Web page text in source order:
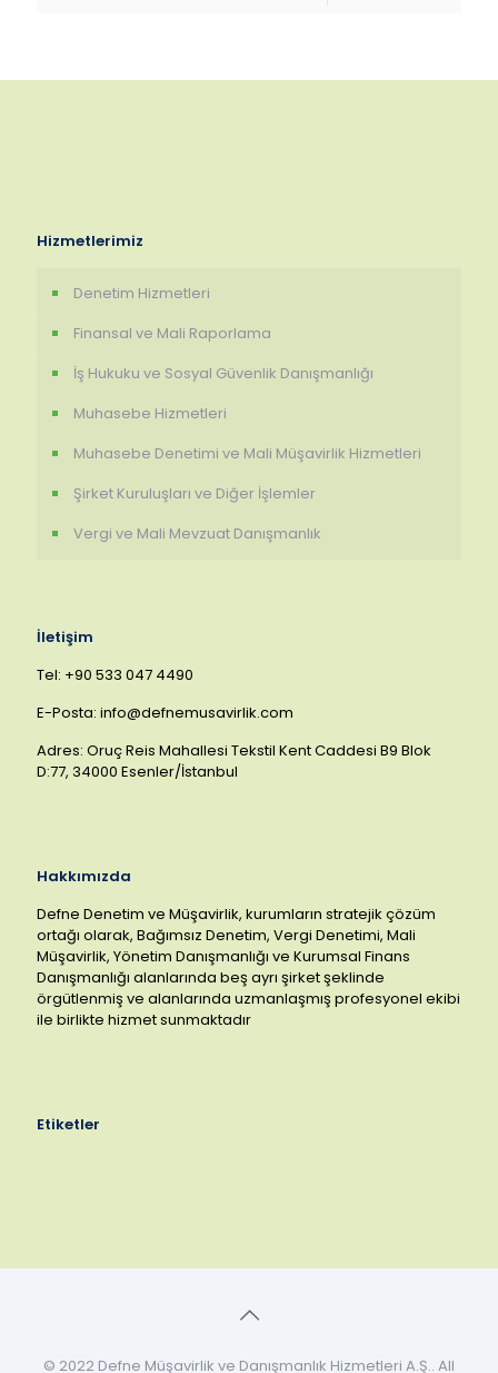
Hizmetlerimiz
Denetim Hizmetleri
Finansal ve Mali Raporlama
İş Hukuku ve Sosyal Güvenlik Danışmanlığı
Muhasebe Hizmetleri
Muhasebe Denetimi ve Mali Müşavirlik Hizmetleri
Şirket Kuruluşları ve Diğer İşlemler
Vergi ve Mali Mevzuat Danışmanlık
İletişim
Tel: +90 533 047 4490
E-Posta: info@defnemusavirlik.com
Adres: Oruç Reis Mahallesi Tekstil Kent Caddesi B9 Blok
D:77, 34000 Esenler/İstanbul
Hakkımızda
Defne Denetim ve Müşavirlik, kurumların stratejik çözüm
ortağı olarak, Bağımsız Denetim, Vergi Denetimi, Mali
Müşavirlik, Yönetim Danışmanlığı ve Kurumsal Finans
Danışmanlığı alanlarında beş ayrı şirket şeklinde
örgütlenmiş ve alanlarında uzmanlaşmış profesyonel ekibi
ile birlikte hizmet sunmaktadır
Etiketler
© 2022 Defne Müşavirlik ve Danışmanlık Hizmetleri A.Ş.. All